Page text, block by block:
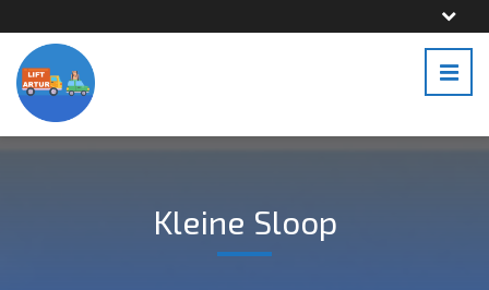
Kleine Sloop